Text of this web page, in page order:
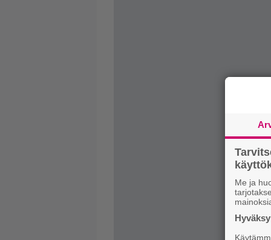
Me ja